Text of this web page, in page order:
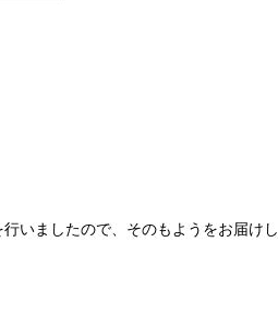
いましたので、そのもようをお届けし